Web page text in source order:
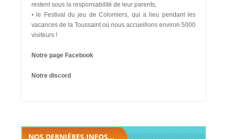
restent sous la responsabilité de leur parents,
⦁ le Festival du jeu de Colomiers, qui a lieu pendant les
vacances de la Toussaint où nous accueillons environ 5000
visiteurs !
Notre page Facebook
Notre discord
NOS DERNIÈRES INFOS...